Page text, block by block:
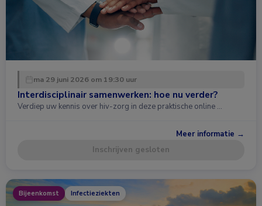
ma 29 juni 2026 om 19:30 uur
Interdisciplinair samenwerken: hoe nu verder?
Verdiep uw kennis over hiv-zorg in deze praktische online …
Meer informatie →
Inschrijven gesloten
Bijeenkomst Infectieziekten